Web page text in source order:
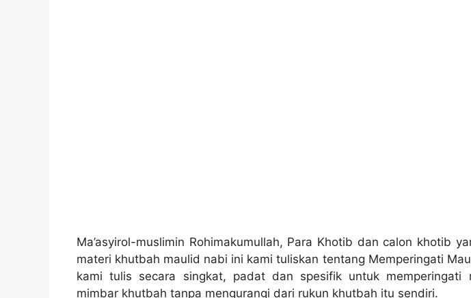
Ma’asyirol-muslimin Rohimakumullah, Para Khotib dan calon khotib
materi khutbah maulid nabi ini kami tuliskan tentang Memperingati
kami tulis secara singkat, padat dan spesifik untuk memperingati
mimbar khutbah tanpa mengurangi dari rukun khutbah itu sendiri.